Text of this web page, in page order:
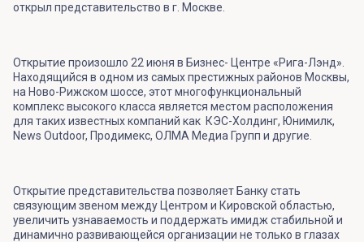
открыл представительство в г. Москве.
Открытие произошло 22 июня в Бизнес- Центре «Рига-Лэнд».
Находящийся в одном из самых престижных районов Москвы,
на Ново-Рижском шоссе, этот многофункциональный
комплекс высокого класса является местом расположения
для таких известных компаний как КЭС-Холдинг, Юнимилк,
News Outdoor, Продимекс, ОЛМА Медиа Групп и другие.
Открытие представительства позволяет Банку стать
связующим звеном между Центром и Кировской областью,
увеличить узнаваемость и поддержать имидж стабильной и
динамично развивающейся организации не только в глазах